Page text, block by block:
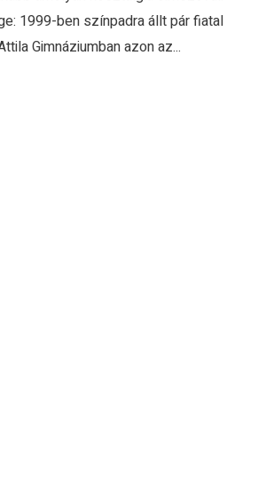
1999-ben színpadra állt pár fiatal
Gimnáziumban azon az...